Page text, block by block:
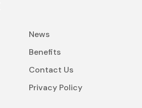
News
Benefits
Contact Us
Privacy Policy